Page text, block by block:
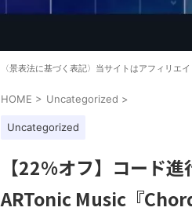
〈景表法に基づく表記〉当サイトはアフィリエ
HOME > Uncategorized >
Uncategorized
【22%オフ】コード
ARTonic Music『